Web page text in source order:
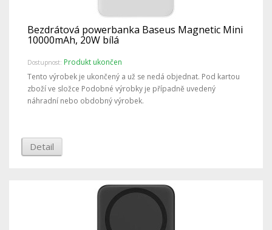
Bezdrátová powerbanka Baseus Magnetic Mini
10000mAh, 20W bílá
Dostupnost: Produkt ukončen
Tento výrobek je ukončený a už se nedá objednat. Pod kartou
zboží ve složce Podobné výrobky je případně uvedený
náhradní nebo obdobný výrobek.
Detail